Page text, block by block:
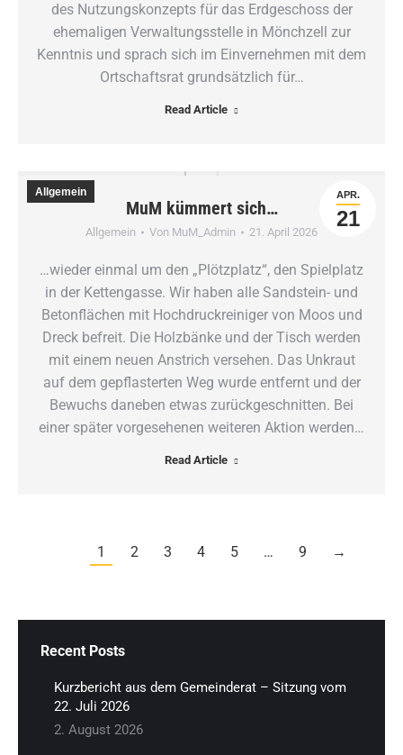
des Nutzungskonzepts für das Erdgeschoss der
ehemaligen Verwaltungsstelle in Mönchzell zur
Kenntnis und sprach sich im Einvernehmen mit dem
Ortschaftsrat grundsätzlich für…
Read Article
MuM kümmert sich…
Allgemein Von MuM_Admin 21. April 2026
APR.
21
Allgemein
…wieder einmal um den „Plötzplatz“, den Spielplatz
in der Kettengasse. Wir haben alle Sandstein- und
Betonflächen mit Hochdruckreiniger von Moos und
Dreck befreit. Die Holzbänke und der Tisch werden
mit einem neuen Anstrich versehen. Das Unkraut
auf dem gepflasterten Weg wurde entfernt und der
Bewuchs daneben etwas zurückgeschnitten. Bei
einer später vorgesehenen weiteren Aktion werden…
Read Article
1 2 3 4 5 … 9 →
Recent Posts
Kurzbericht aus dem Gemeinderat – Sitzung vom
22. Juli 2026
2. August 2026